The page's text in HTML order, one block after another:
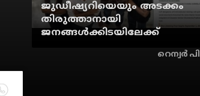
ജുഡീഷ്യറിയെയും അടക്കം
തിരുത്താനായി
ജനങ്ങള്‍ക്കിടയിലേക്ക്
റെന്വര്‍ പി